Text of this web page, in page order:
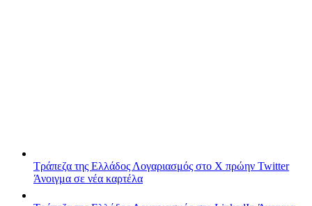
Τράπεζα της Ελλάδος Λογαριασμός στο X πρώην Twitter
Άνοιγμα σε νέα καρτέλα